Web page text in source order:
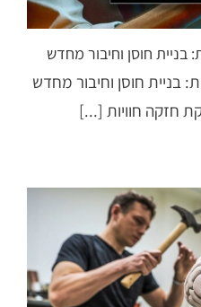
בניית חוסן וחיבור מחדש
בניית חוסן וחיבור מחדש
חזקה חוויות [...]